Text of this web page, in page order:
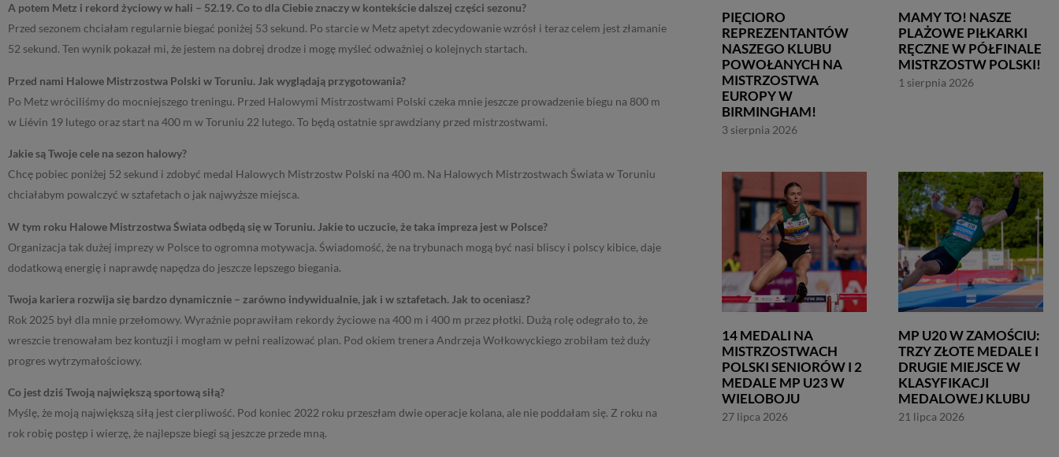
A potem Metz i rekord życiowy w hali – 52.19. Co to dla Ciebie znaczy w kontekście dalszej części sezonu?
Przed sezonem chciałam regularnie biegać poniżej 53 sekund. Po starcie w Metz apetyt zdecydowanie wzrósł i teraz celem jest złamanie
52 sekund. Ten wynik pokazał mi, że jestem na dobrej drodze i mogę myśleć odważniej o kolejnych startach.
Przed nami Halowe Mistrzostwa Polski w Toruniu. Jak wyglądają przygotowania?
Po Metz wróciliśmy do mocniejszego treningu. Przed Halowymi Mistrzostwami Polski czeka mnie jeszcze prowadzenie biegu na 800 m
w Liévin 19 lutego oraz start na 400 m w Toruniu 22 lutego. To będą ostatnie sprawdziany przed mistrzostwami.
Jakie są Twoje cele na sezon halowy?
Chcę pobiec poniżej 52 sekund i zdobyć medal Halowych Mistrzostw Polski na 400 m. Na Halowych Mistrzostwach Świata w Toruniu
chciałabym powalczyć w sztafetach o jak najwyższe miejsca.
W tym roku Halowe Mistrzostwa Świata odbędą się w Toruniu. Jakie to uczucie, że taka impreza jest w Polsce?
Organizacja tak dużej imprezy w Polsce to ogromna motywacja. Świadomość, że na trybunach mogą być nasi bliscy i polscy kibice, daje
dodatkową energię i naprawdę napędza do jeszcze lepszego biegania.
Twoja kariera rozwija się bardzo dynamicznie – zarówno indywidualnie, jak i w sztafetach. Jak to oceniasz?
Rok 2025 był dla mnie przełomowy. Wyraźnie poprawiłam rekordy życiowe na 400 m i 400 m przez płotki. Dużą rolę odegrało to, że
wreszcie trenowałam bez kontuzji i mogłam w pełni realizować plan. Pod okiem trenera Andrzeja Wołkowyckiego zrobiłam też duży
progres wytrzymałościowy.
Co jest dziś Twoją największą sportową siłą?
Myślę, że moją największą siłą jest cierpliwość. Pod koniec 2022 roku przeszłam dwie operacje kolana, ale nie poddałam się. Z roku na
rok robię postęp i wierzę, że najlepsze biegi są jeszcze przede mną.
PIĘCIORO
REPREZENTANTÓW
NASZEGO KLUBU
POWOŁANYCH NA
MISTRZOSTWA
EUROPY W
BIRMINGHAM!
3 sierpnia 2026
MAMY TO! NASZE
PLAŻOWE PIŁKARKI
RĘCZNE W PÓŁFINALE
MISTRZOSTW POLSKI!
1 sierpnia 2026
14 MEDALI NA
MISTRZOSTWACH
POLSKI SENIORÓW I 2
MEDALE MP U23 W
WIELOBOJU
27 lipca 2026
MP U20 W ZAMOŚCIU:
TRZY ZŁOTE MEDALE I
DRUGIE MIEJSCE W
KLASYFIKACJI
MEDALOWEJ KLUBU
21 lipca 2026